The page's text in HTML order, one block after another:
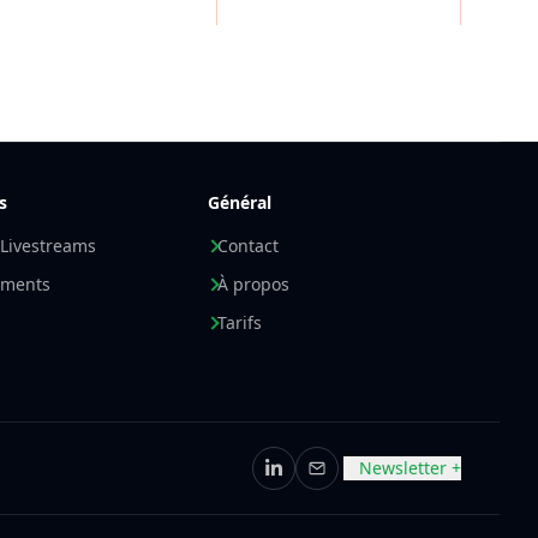
Général
Contact
À propos
Tarifs
LinkedIn
E-mailNewsletter +